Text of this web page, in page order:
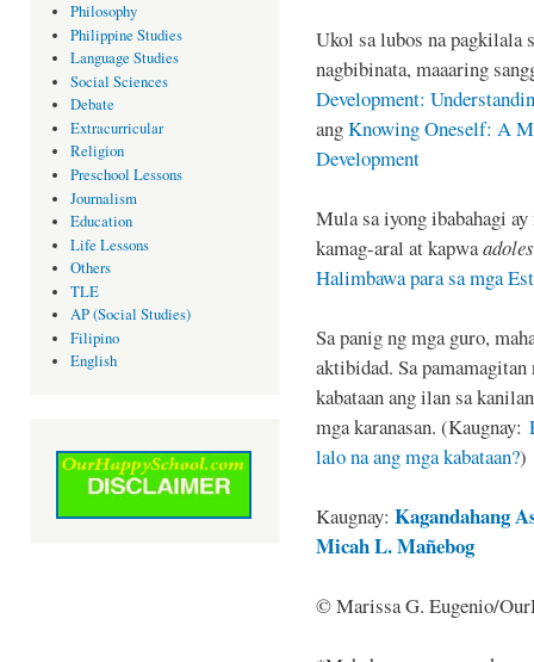
Philosophy
Philippine Studies
Language Studies
Social Sciences
Debate
Extracurricular
Religion
Preschool Lessons
Journalism
Education
Life Lessons
Others
TLE
AP (Social Studies)
Filipino
English
Ukol sa lubos na pagkilala
nagbibinata, maaaring
Development:
angKnowing Oneself: A
Development
Mula sa iyong ibabahagi
kamag-aral at kapwa
Halimbawa para sa mga
Sa panig ng mga guro,
aktibidad. Sa
kabataan ang ilan sa
mga karanasan. (Kaugnay:
lalo na ang mga kabataan?)
Kaugnay: Kagandahang
Micah L. Mañebog
© Marissa G. Eugenio/